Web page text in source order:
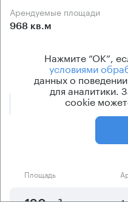
Арендуемые площади
968 кв.м
Позвонить
Предложения по
Площадь
Нажмите “ОК”,
условиями
данных о
для аналитики.
cookie